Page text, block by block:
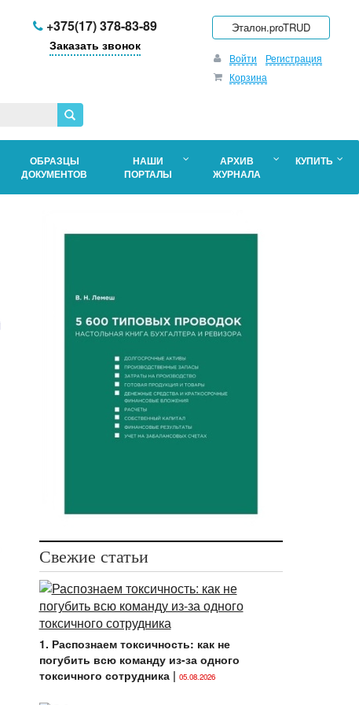
+375(17) 378-83-89
Заказать звонок
Эталон.proTRUD
Войти
Регистрация
Корзина
ОБРАЗЦЫ
ДОКУМЕНТОВ
НАШИ
ПОРТАЛЫ
АРХИВ
ЖУРНАЛА
КУПИТЬ
Свежие статьи
1. Распознаем токсичность: как не
погубить всю команду из-за одного
токсичного сотрудника| 05.08.2026